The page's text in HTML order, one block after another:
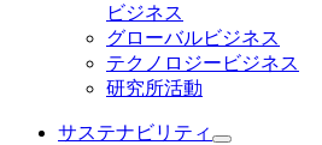
ビジネス
グローバルビジネス
テクノロジービジネス
研究所活動
サステナビリティ